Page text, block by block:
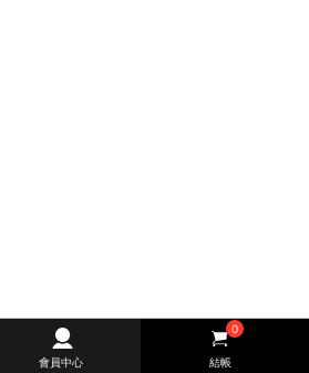
會員中心
0
結帳